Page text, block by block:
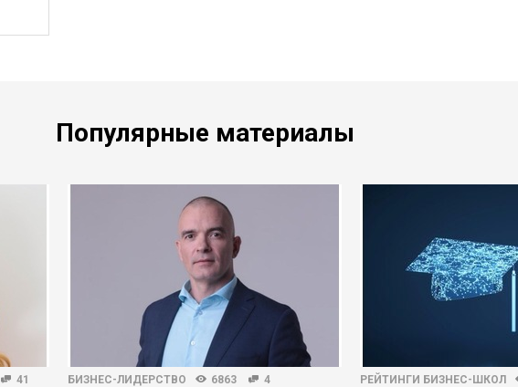
Популярные материалы
41 БИЗНЕС-ЛИДЕРСТВО 6863 4 РЕЙТИНГИ БИЗНЕС-ШКОЛ